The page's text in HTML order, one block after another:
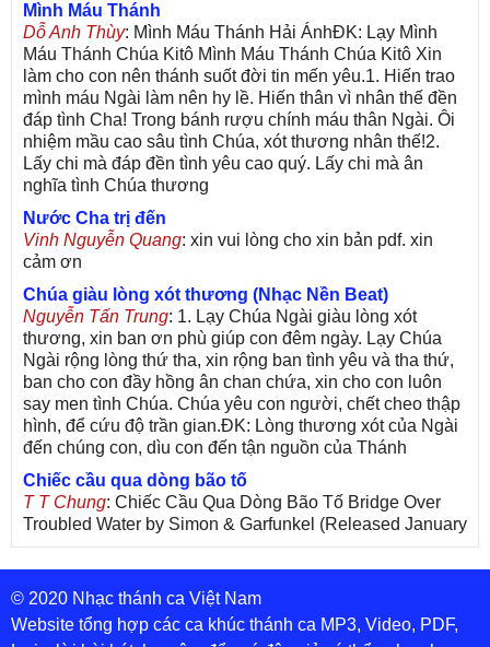
Mình Máu Thánh
Dỗ Anh Thùy: Mình Máu Thánh Hải ÁnhĐK: Lạy Mình
Máu Thánh Chúa Kitô Mình Máu Thánh Chúa Kitô Xin
làm cho con nên thánh suốt đời tin mến yêu.1. Hiến trao
mình máu Ngài làm nên hy lề. Hiến thân vì nhân thế đền
đáp tình Cha! Trong bánh rượu chính máu thân Ngài. Ôi
nhiệm mầu cao sâu tình Chúa, xót thương nhân thế!2.
Lấy chi mà đáp đền tình yêu cao quý. Lấy chi mà ân
nghĩa tình Chúa thương
Nước Cha trị đến
Vinh Nguyễn Quang: xin vui lòng cho xin bản pdf. xin
cảm ơn
Chúa giàu lòng xót thương (Nhạc Nền Beat)
Nguyễn Tấn Trung: 1. Lạy Chúa Ngài giàu lòng xót
thương, xin ban ơn phù giúp con đêm ngày. Lạy Chúa
Ngài rộng lòng thứ tha, xin rộng ban tình yêu và tha thứ,
ban cho con đầy hồng ân chan chứa, xin cho con luôn
say men tình Chúa. Chúa yêu con người, chết cheo thập
hình, để cứu độ trần gian.ĐK: Lòng thương xót của Ngài
đến chúng con, dìu con đến tận nguồn của Thánh
Chiếc cầu qua dòng bão tố
T T Chung: Chiếc Cầu Qua Dòng Bão Tố Bridge Over
Troubled Water by Simon & Garfunkel (Released January
26, 1970) Lời Việt: Nhạc Sĩ Vũ Đức Nghiêm Trình Bày:
Chung Tử Lưu
De Colores! (Lời Việt)
Son Vu: Bài hát có lời chưa.Cám ơn
© 2020 Nhạc thánh ca Việt Nam
Website tổng hợp các ca khúc thánh ca MP3, Video, PDF,